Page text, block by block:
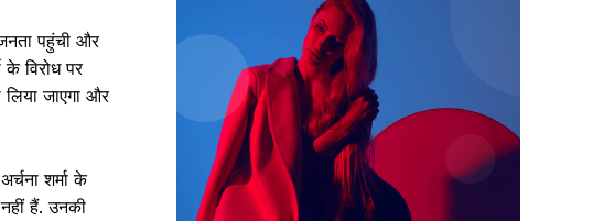
पहुंची और
विरोध पर
जाएगा और
शर्मा के
हैं. उनकी